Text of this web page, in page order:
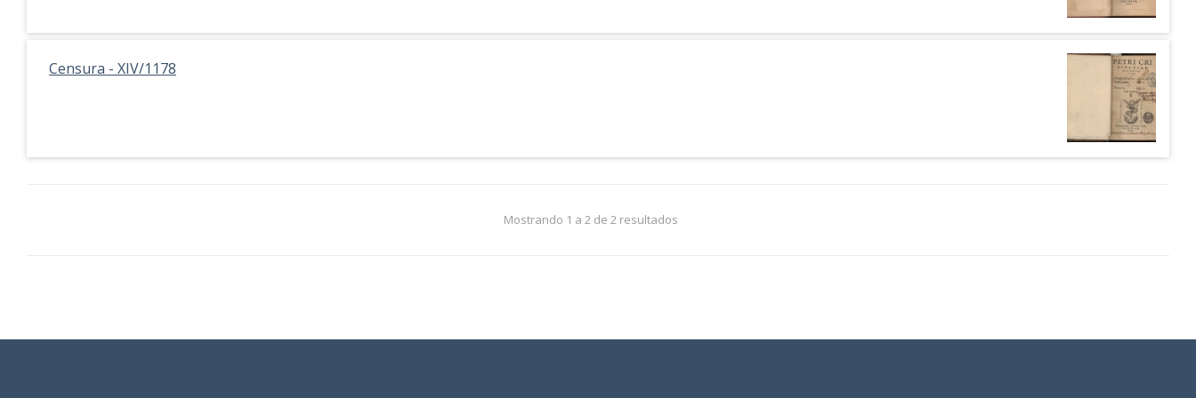
Censura - XIV/1178
Mostrando 1 a 2 de 2 resultados